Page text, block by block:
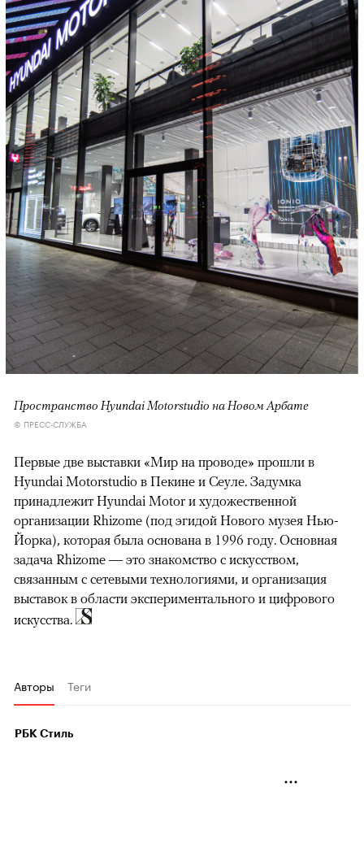
Пространство Hyundai Motorstudio на Новом Арбате
© ПРЕСС-СЛУЖБА
Первые две выставки «Мир на проводе» прошли в
Hyundai Motorstudio в Пекине и Сеуле. Задумка
принадлежит Hyundai Motor и художественной
организации Rhizome (под эгидой Нового музея Нью-
Йорка), которая была основана в 1996 году. Основная
задача Rhizome — это знакомство с искусством,
связанным с сетевыми технологиями, и организация
выставок в области экспериментального и цифрового
искусства.
Авторы Теги
РБК Стиль